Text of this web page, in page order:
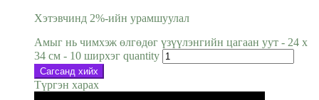
Хэтэвчинд 2%-ийн урамшуулал
Амыг нь чимхэж өлгөдөг үзүүлэнгийн цагаан уут - 24 x
34 см - 10 ширхэг quantity
Сагсанд хийх
Түргэн харах